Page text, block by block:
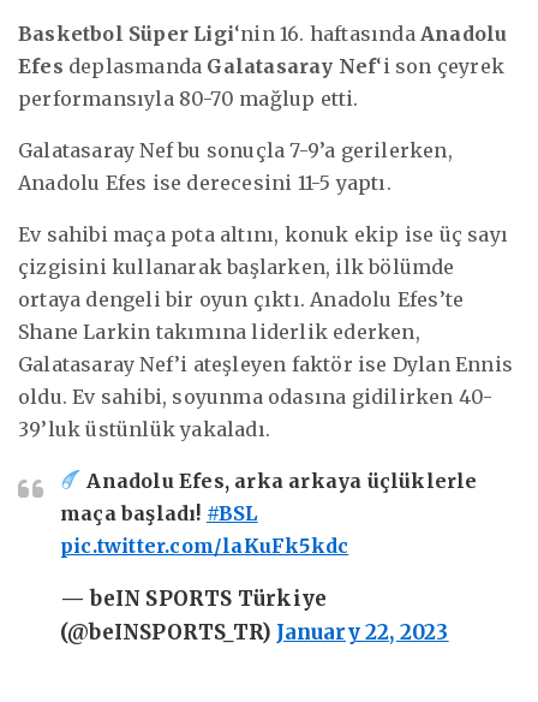
Basketbol Süper Ligi‘nin 16. haftasında Anadolu
Efes deplasmanda Galatasaray Nef‘i son çeyrek
performansıyla 80-70 mağlup etti.
Galatasaray Nef bu sonuçla 7-9’a gerilerken,
Anadolu Efes ise derecesini 11-5 yaptı.
Ev sahibi maça pota altını, konuk ekip ise üç sayı
çizgisini kullanarak başlarken, ilk bölümde
ortaya dengeli bir oyun çıktı. Anadolu Efes’te
Shane Larkin takımına liderlik ederken,
Galatasaray Nef’i ateşleyen faktör ise Dylan Ennis
oldu. Ev sahibi, soyunma odasına gidilirken 40-
39’luk üstünlük yakaladı.
Anadolu Efes, arka arkaya üçlüklerle
maça başladı! #BSL
pic.twitter.com/laKuFk5kdc
— beIN SPORTS Türkiye
(@beINSPORTS_TR) January 22, 2023